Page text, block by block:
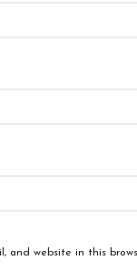
and website in this